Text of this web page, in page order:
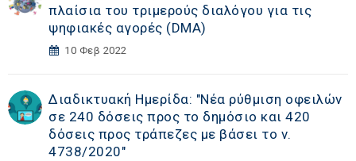
πλαίσια του τριμερούς διαλόγου για τις
ψηφιακές αγορές (DΜA)
10 Φεβ 2022
Διαδικτυακή Ημερίδα: "Νέα ρύθμιση οφειλών
σε 240 δόσεις προς το δημόσιο και 420
δόσεις προς τράπεζες με βάσει το ν.
4738/2020"